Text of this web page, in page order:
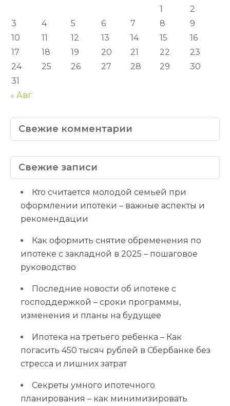
1
2
3
4 5 6 7 8
9
10
11 12 13 14 15
16
17
18 19 20 21 22
23
24
25 26 27 28 29
30
31
« Авг
Свежие комментарии
Свежие записи
Кто считается молодой семьей при
оформлении ипотеки – важные аспекты и
рекомендации
Как оформить снятие обременения по
ипотеке с закладной в 2025 – пошаговое
руководство
Последние новости об ипотеке с
господдержкой – сроки программы,
изменения и планы на будущее
Ипотека на третьего ребенка – Как
погасить 450 тысяч рублей в Сбербанке без
стресса и лишних затрат
Секреты умного ипотечного
планирования – как минимизировать